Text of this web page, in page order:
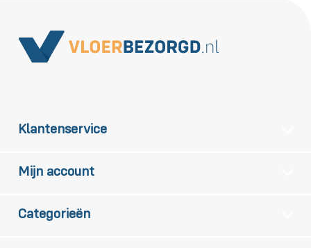
Klantenservice
Mijn account
Categorieën